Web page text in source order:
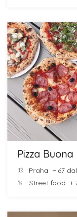
Pizza Buona
Praha + 67
Street food +